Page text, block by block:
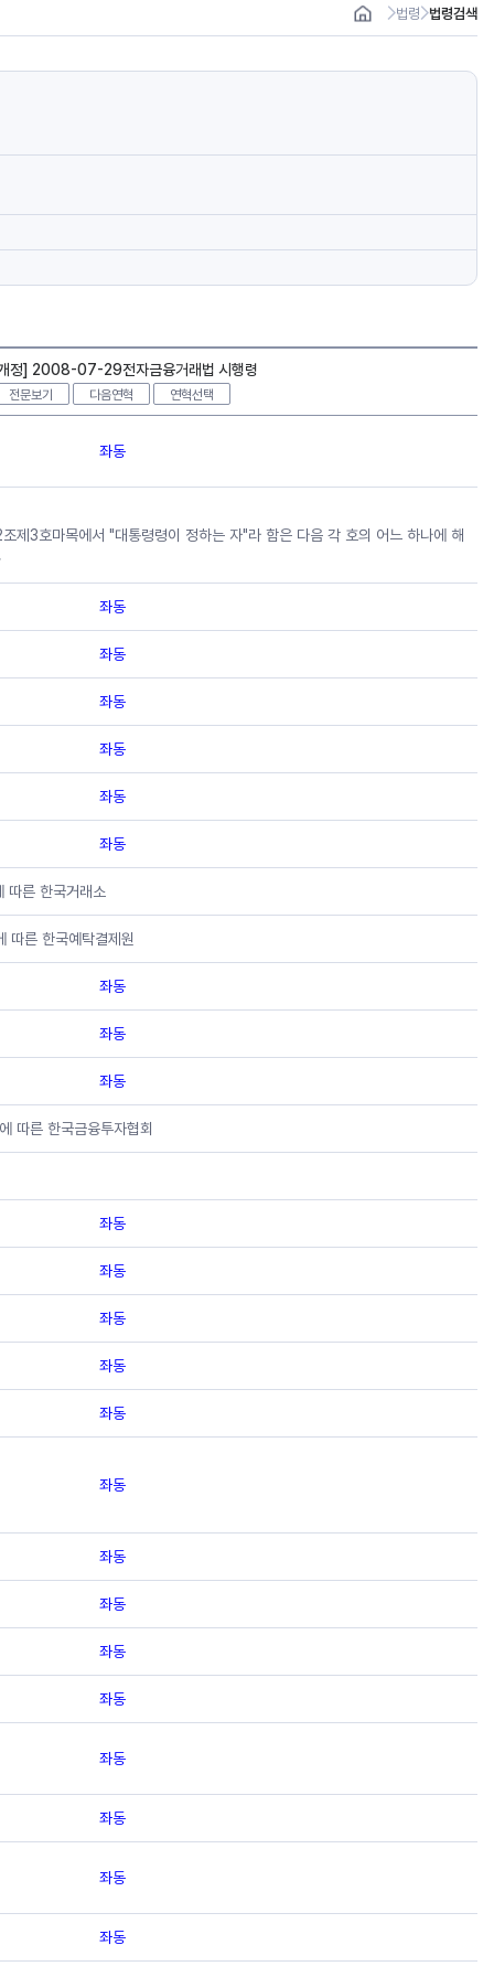
법령 법령검색
정] 2008-07-29전자금융거래법 시행령
전문보기 다음연혁 연혁선택
좌동
조제3호마목에서 "대통령령이 정하는 자"라 함은 다음 각 호의 어느 하나에 해
좌동
좌동
좌동
좌동
좌동
좌동
따른 한국거래소
따른 한국예탁결제원
좌동
좌동
좌동
따른 한국금융투자협회
좌동
좌동
좌동
좌동
좌동
좌동
좌동
좌동
좌동
좌동
좌동
좌동
좌동
좌동